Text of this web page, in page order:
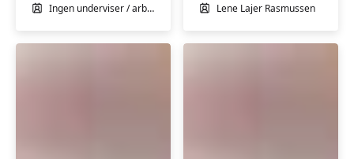
Ingen underviser / arbejde selv
Lene Lajer Rasmussen